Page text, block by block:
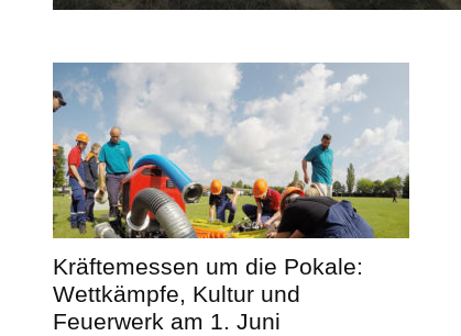
Kräftemessen um die Pokale:
Wettkämpfe, Kultur und
Feuerwerk am 1. Juni